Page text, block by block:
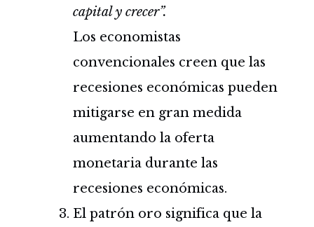
capital y crecer”.
Los economistas
convencionales creen que las
recesiones económicas pueden
mitigarse en gran medida
aumentando la oferta
monetaria durante las
recesiones económicas.
El patrón oro significa que la